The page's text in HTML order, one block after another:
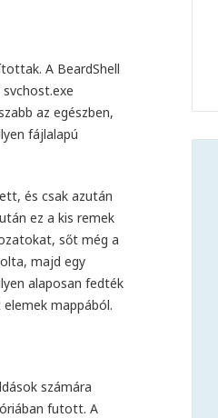
A BeardShell
az egészben,
fájlalapú
és csak azután
ez a kis remek
sőt még a
majd egy
alaposan fedték
mappából.
számára
futott. A